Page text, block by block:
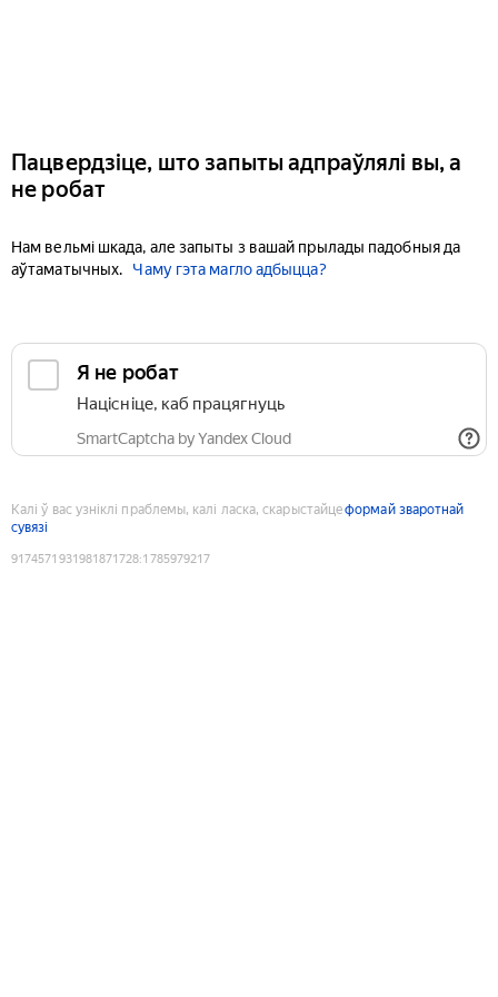
Пацвердзіце, што запыты адпраўлялі вы, а
не робат
Нам вельмі шкада, але запыты з вашай прылады падобныя да
аўтаматычных.
Чаму гэта магло адбыцца?
Я не робат
Націсніце, каб працягнуць
SmartCaptcha by Yandex Cloud
Калі ў вас узніклі праблемы, калі ласка, скарыстайцеформай зваротнай
сувязі
9174571931981871728:1785979217